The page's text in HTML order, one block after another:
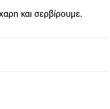
και σερβίρουμε.